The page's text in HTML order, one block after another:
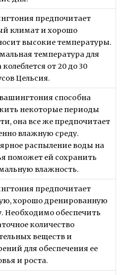
предпочитает
климат и хорошо
высокие температуры.
температура для
колеблется от 20 до 30
Цельсия.
способна
некоторые периоды
она все же предпочитает
влажную среду.
распыление воды на
поможет ей сохранить
влажность.
предпочитает
хорошо дренированную
Необходимо обеспечить
количество
веществ и
для обеспечения ее
и роста.